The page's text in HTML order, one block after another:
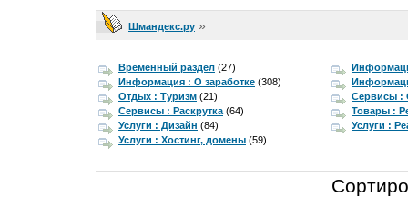
Шмандекс.ру »
Временный раздел (27)
Информация : О заработке (308)
Отдых : Туризм (21)
Сервисы :
Сервисы : Раскрутка (64)
Товары :
Услуги : Дизайн (84)
Услуги :
Услуги : Хостинг, домены (59)